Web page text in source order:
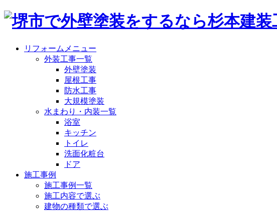
リフォームメニュー
外装工事一覧
外壁塗装
屋根工事
防水工事
大規模塗装
水まわり・内装一覧
浴室
キッチン
トイレ
洗面化粧台
ドア
施工事例
施工事例一覧
施工内容で選ぶ
建物の種類で選ぶ